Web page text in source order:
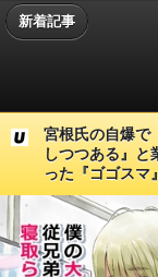
新着記事
宮根氏の自爆で
しつつある』と
った『ゴゴス